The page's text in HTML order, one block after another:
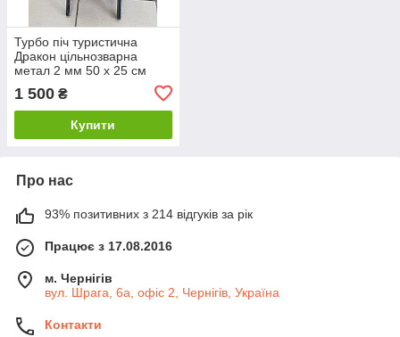
Турбо піч туристична
Дракон цільнозварна
метал 2 мм 50 х 25 см
1 500 ₴
Купити
Про нас
93% позитивних з 214 відгуків за рік
Працює з 17.08.2016
м. Чернігів
вул. Шрага, 6а, офіс 2, Чернігів, Україна
Контакти